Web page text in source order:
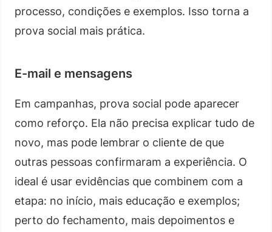
processo, condições e exemplos. Isso torna a
prova social mais prática.
E-mail e mensagens
Em campanhas, prova social pode aparecer
como reforço. Ela não precisa explicar tudo de
novo, mas pode lembrar o cliente de que
outras pessoas confirmaram a experiência. O
ideal é usar evidências que combinem com a
etapa: no início, mais educação e exemplos;
perto do fechamento, mais depoimentos e